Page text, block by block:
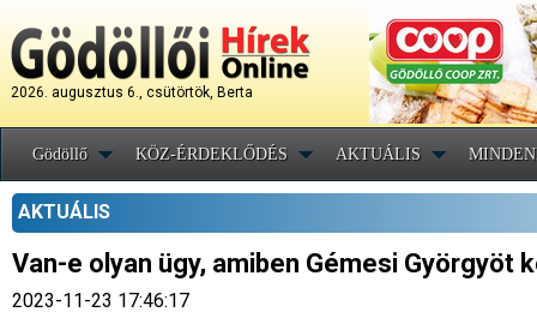
2026. augusztus 6., csütörtök, Berta
Gödöllő KÖZ-ÉRDEKLŐDÉS AKTUÁLIS
AKTUÁLIS
Van-e olyan ügy, amiben Gémesi Györgyöt
2023-11-23 17:46:17